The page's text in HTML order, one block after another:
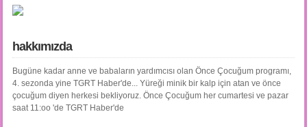
hakkımızda
Bugüne kadar anne ve babaların yardımcısı olan Önce Çocuğum programı,
4. sezonda yine TGRT Haber'de... Yüreği minik bir kalp için atan ve önce
çocuğum diyen herkesi bekliyoruz. Önce Çocuğum her cumartesi ve pazar
saat 11:oo 'de TGRT Haber'de